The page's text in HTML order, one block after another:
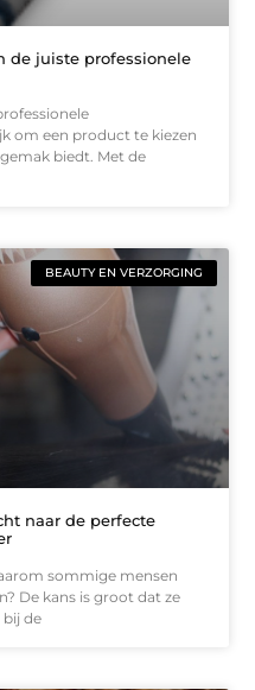
de juiste professionele
om een product te kiezen
biedt. Met de
BEAUTY EN VERZORGING
naar de perfecte
sommige mensen
De kans is groot dat ze
de